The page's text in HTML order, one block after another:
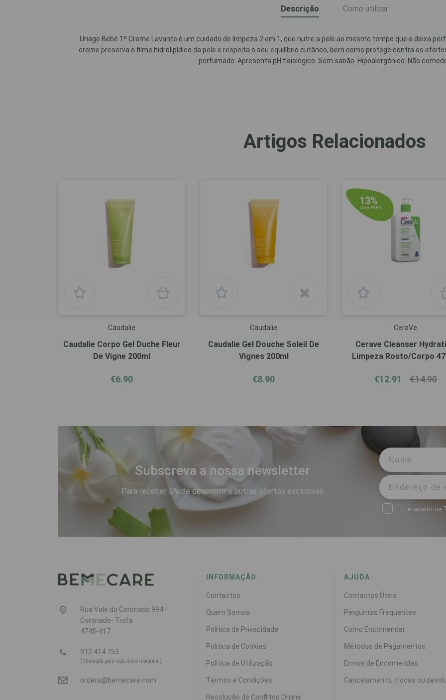
Descrição Como utilizar
Uriage Bebé 1º Creme Lavante é um cuidado de limpeza 2 em 1, que nutre a pele ao mesmo tempo que a deixa
creme preserva o filme hidrolipídico da pele e respeita o seu equilíbrio cutâneo, bem como protege contra os
perfumado. Apresenta pH fisiológico. Sem sabão. Hipoalergénico. Não
Artigos Relacionados
Caudalie
Caudalie Corpo Gel Duche Fleur
De Vigne 200ml
€6.90
Caudalie
Caudalie Gel Douche Soleil De
Vignes 200ml
€8.90
13%
sobre P.V.P.R
CeraVe
Cerave Cleanser
Limpeza Rosto/Corpo
€12.91 €14.90
Subscreva a nossa newsletter
Para receber 5% de desconto e outras ofertas exclusivas
Li e aceito os
Rua Vale do Coronado 994 -
Coronado- Trofa
4745-417
912 414 753
(Chamada para rede móvel nacional)
orders@bemecare.com
INFORMAÇÃO
Contactos
Quem Somos
Política de Privacidade
Política de Cookies
Política de Utilização
Termos e Condições
Resolução de Conflitos Online
AJUDA
Contactos Úteis
Perguntas Frequentes
Como Encomendar
Métodos de Pagamentos
Envios de Encomendas
Cancelamento, trocas ou